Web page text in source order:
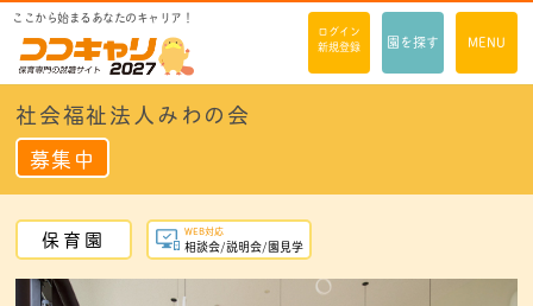
ここから始まるあなたのキャリア！
ログイン
新規登録
園を探す MENU
社会福祉法人みわの会
募集中
保育園 WEB対応
相談会/説明会/園見学